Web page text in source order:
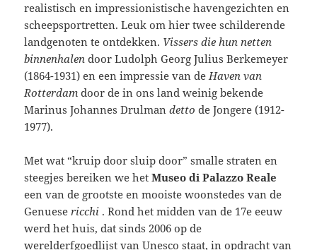
realistisch en impressionistische havengezichten en
scheepsportretten. Leuk om hier twee schilderende
landgenoten te ontdekken. Vissers die hun netten
binnenhalendoor Ludolph Georg Julius Berkemeyer
(1864-1931) en een impressie van deHaven van
Rotterdam door de in ons land weinig bekende
Marinus Johannes Drulmandetto de Jongere (1912-
1977).
Met wat “kruip door sluip door” smalle straten en
steegjes bereiken we hetMuseo di Palazzo Reale
een van de grootste en mooiste woonstedes van de
Genuesericchi . Rond het midden van de 17e eeuw
werd het huis, dat sinds 2006 op de
werelderfgoedlijst van Unesco staat, in opdracht van